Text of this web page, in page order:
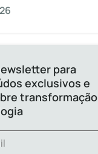
para
exclusivos e
transformação